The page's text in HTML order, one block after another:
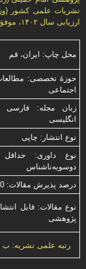
ارزیابی سال ۱۴۰۲، موفق به کسب رتبه ب شده است.
محل چاپ: ایران، قم
حوزۀ تخصصی:
اجتماعی
زبان مجله: فارسی
انگلیسی
نوع انتشار: چاپی
دوسویه‌ناشناس
درصد پذیرش مقالات: 40%
نوع مقالات: قابل
پژوهشی
رتبه علمی نشریه: ب